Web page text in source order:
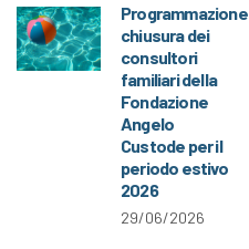
Programmazione
chiusura dei
consultori
familiari della
Fondazione
Angelo
Custode per il
periodo estivo
2026
29/06/2026